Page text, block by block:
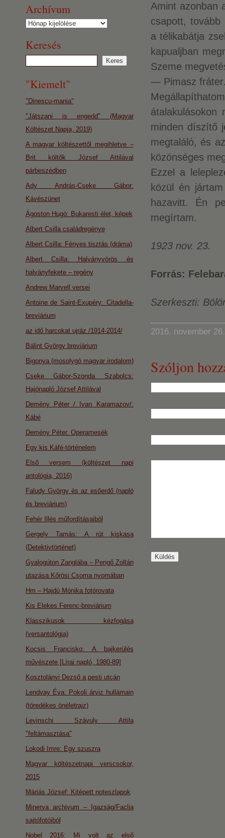
Amint azonban
csapott, tovább
a télikabátja
kapualjban
Szeme
— Pimasz
minden díszítő
megtaláló, és
közönséges
Ezzel a
közül én
hazavitt. Én
megírtam.
1923 nov. 23.
Forrás:
Szerkeszti:
2016. november 26.
Szóljon
Archívum
Archívum
Keresés
"Kiemelt"
"Dinescu-mania"
"Játszani is engedd" (Magyar
Költészet Napja, 2019)
A magyar költészettől megihletve –
Brit költők József Attilával
párbeszédben
Ady András-Cseke Gábor:
Kávészünet
Ágoston Hugó: Bukaresti élet, képek
Albert Csilla családregénye
Albert Csilla: Fényes tisztás (dráma)
Albert Csilla: Halványvörös és
halványfekete – regény
Andrew Marvell versei
Antoine de Saint-Exupéry: Citadella-
breviárium
az idő harcokat ujráz /1914-2014/
Bálint György breviárium
Bigonya (mosolygó magyar irodalom)
Cseke Gábor-Szonda Szabolcs:
Hajónapló József Attilával
Demény Péter / Ivan Karamazov/:
Kábé
Demény Péter. Operamesék
Egy kis Káfé-történelem
Első versem (költészet napi
antológia, 2016)
Faludy György és az esőerdő (napló
és breviárium)
Fehér Illés műfordításaiból
Gergely Tamás: A rút kiskasa
(Detektivtörténet)
Gyalogúton Zanglába – Pengő Zoltán
utazása Kőrösi Csoma nyomában
Hm – Hajdú Mónika fotórovata
Kis Elekes Ferenc-breviárium
Klasszikusok kézfogása
(versantológia)
Kocsis Francisko: A bajkerülés
művészete [Lírai napló, 1980-89]
Kosztolányi Dezső a pesti utcán
Lendvay Éva: Pokoli árviz hullámain
(töredékes önéletrajz)
Levinschi Szávuly Attila
"feltámasztása"
Lokodi Imre: Egy szuszra
Magyar költészetnapi verscsokor,
2015
Máriás József: Kitépett noteszlapok
Minerva archivum – Igazság/Faclia
sajtófotóiból
Nobel 2016: Mi volt az első